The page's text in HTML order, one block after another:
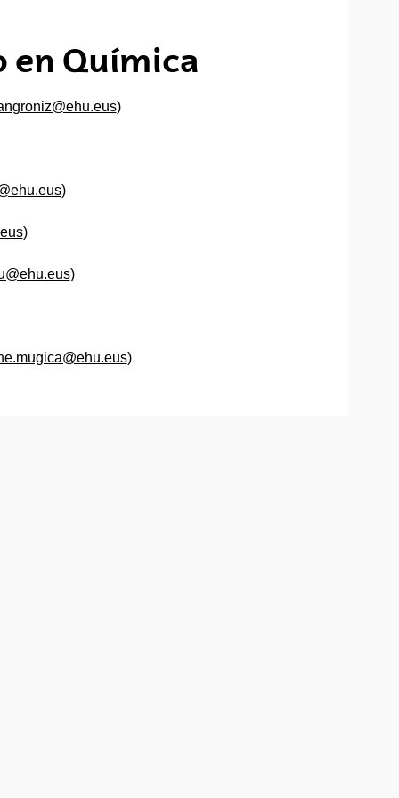
en Química
)
)
)
)
)